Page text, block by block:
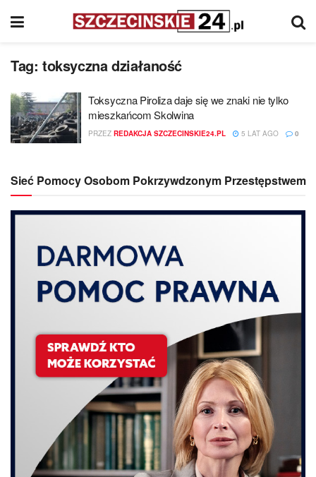
Tag: toksyczna działaność
Toksyczna Piroliza daje się we znaki nie tylko
mieszkańcom Skolwina
PRZEZ REDAKCJA SZCZECINSKIE24.PL 5 LAT AGO 0
Sieć Pomocy Osobom Pokrzywdzonym Przestępstwem